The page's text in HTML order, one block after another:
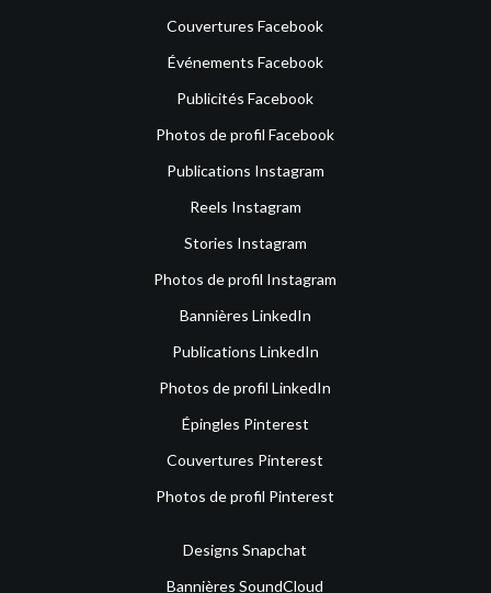
Couvertures Facebook
Événements Facebook
Publicités Facebook
Photos de profil Facebook
Publications Instagram
Reels Instagram
Stories Instagram
Photos de profil Instagram
Bannières LinkedIn
Publications LinkedIn
Photos de profil LinkedIn
Épingles Pinterest
Couvertures Pinterest
Photos de profil Pinterest
Designs Snapchat
Bannières SoundCloud